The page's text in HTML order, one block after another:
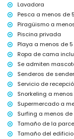
Servicio de
Cama extra y
Entretenimiento y
Jávea, Costa Blanca
Cine, teatro,
menos de 5
Lugares de interés y
Museo (Pueblo
(Histórico de
arquitectónico
Jávea) (a menos
Castillo (Portal de
alojamiento)
Lavadora
Pesca a menos de
Piragüismo a
Piscina privada
Playa a menos de 5
Ropa de cama
Se admiten
Senderos de
Servicio de
Snorkeling a
Supermercado a
Surfing a menos de
Tamaño de la
Tamaño del edificio